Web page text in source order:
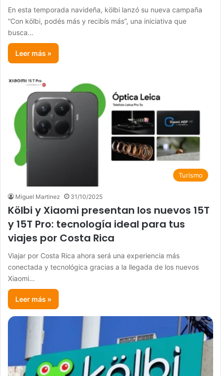
En esta temporada navideña, kölbi lanzó su nueva campaña
“Con kölbi, podés más y recibís más”, una iniciativa que
busca…
Leer más »
Turismo
Miguel Martinez 31/10/2025
Kölbi y Xiaomi presentan los nuevos 15T
y 15T Pro: tecnología ideal para tus
viajes por Costa Rica
Viajar por Costa Rica ahora será una experiencia más
conectada y tecnológica gracias a la llegada de los nuevos
Xiaomi…
Leer más »